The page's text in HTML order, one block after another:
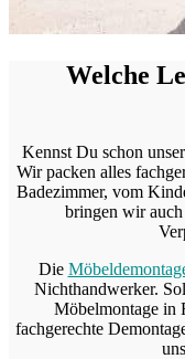
Welche
Kennst Du schon
Wir packen alles
Badezimmer, vom
bringen wir
Die
Nichthandwerker.
Möbelmontage in
fachgerechte